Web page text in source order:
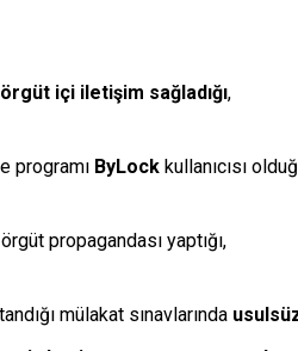
içi iletişim sağladığı,
programı ByLock kullanıcısı
propagandası yaptığı,
mülakat sınavlarında